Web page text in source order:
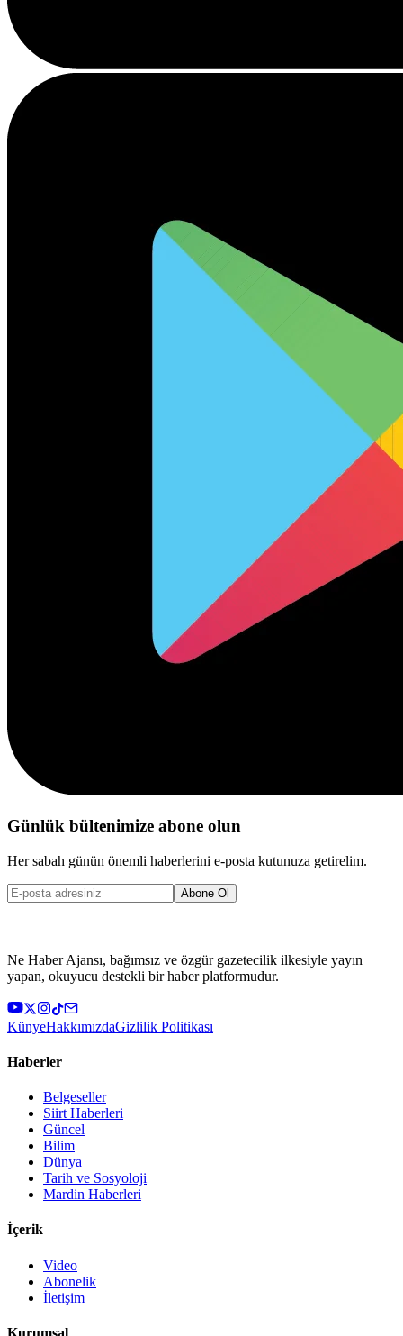
Günlük bültenimize abone olun
Her sabah günün önemli haberlerini e-posta kutunuza getirelim.
Abone Ol
Ne Haber Ajansı, bağımsız ve özgür gazetecilik ilkesiyle yayın
yapan, okuyucu destekli bir haber platformudur.
KünyeHakkımızdaGizlilik Politikası
Haberler
Belgeseller
Siirt Haberleri
Güncel
Bilim
Dünya
Tarih ve Sosyoloji
Mardin Haberleri
İçerik
Video
Abonelik
İletişim
Kurumsal